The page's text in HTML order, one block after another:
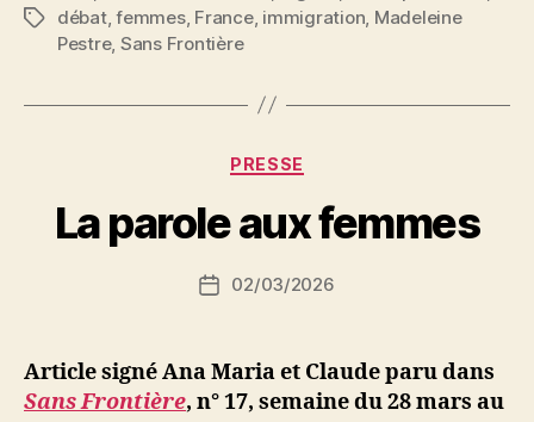
message
Étiquettes
débat,femmes, France, immigration Madeleine
Pestre, Sans Frontière
Catégories
PRESSE
La parole aux femmes
Auteur
S
N
ji
b
Date02/03/2026
Article signé Ana Maria et Claude paru dans
Sans Frontière, n° 17, semaine du 28 mars au